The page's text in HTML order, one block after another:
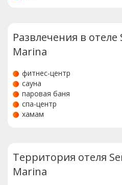
Развлечения в
Marina
фитнес-центр
сауна
паровая баня
спа-центр
хамам
Территория отеля
Marina